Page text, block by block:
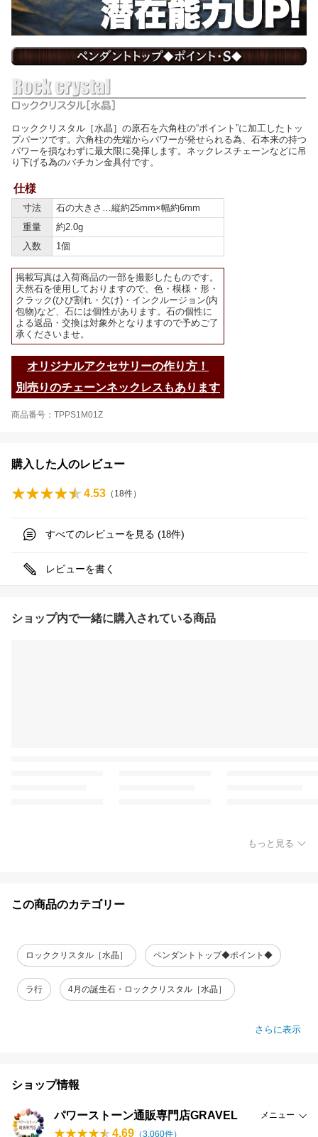
ロッククリスタル［水晶］の原石を六角柱の“ポイント”に加工したトッ
プパーツです。六角柱の先端からパワーが発せられる為、石本来の持つ
パワーを損なわずに最大限に発揮します。ネックレスチェーンなどに吊
り下げる為のバチカン金具付です。
仕様
寸法
石の大きさ…縦約25mm×幅約6mm
重量
約2.0g
入数
1個
掲載写真は入荷商品の一部を撮影したものです。
天然石を使用しておりますので、色・模様・形・
クラック(ひび割れ・欠け)・インクルージョン(内
包物)など、石には個性があります。石の個性に
よる返品・交換は対象外となりますので予めご了
承くださいませ。
オリジナルアクセサリーの作り方！
別売りのチェーンネックレスもあります
商品番号：TPPS1M01Z
購入した人のレビュー
4.53 （ 18件）
すべてのレビューを見る (18件)
レビューを書く
ショップ内で一緒に購入されている商品
もっと見る
この商品のカテゴリー
ロッククリスタル［水晶］ ペンダントトップ◆ポイント◆
ラ行 4月の誕生石・ロッククリスタル［水晶］
さらに表示
ショップ情報
パワーストーン通販専門店GRAVEL メニュー
4.69 （3,060件）